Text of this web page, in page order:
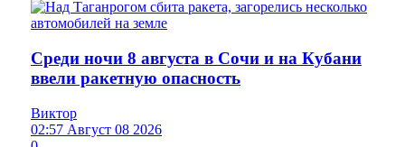
Среди ночи 8 августа в Сочи и на Кубани
ввели ракетную опасность
Виктор
02:57 Август 08 2026